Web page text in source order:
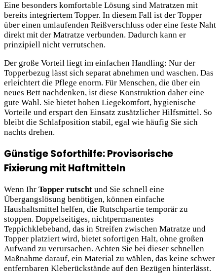
Eine besonders komfortable Lösung sind Matratzen mit
bereits integriertem Topper. In diesem Fall ist der Topper
über einen umlaufenden Reißverschluss oder eine feste Naht
direkt mit der Matratze verbunden. Dadurch kann er
prinzipiell nicht verrutschen.
Der große Vorteil liegt im einfachen Handling: Nur der
Topperbezug lässt sich separat abnehmen und waschen. Das
erleichtert die Pflege enorm. Für Menschen, die über ein
neues Bett nachdenken, ist diese Konstruktion daher eine
gute Wahl. Sie bietet hohen Liegekomfort, hygienische
Vorteile und erspart den Einsatz zusätzlicher Hilfsmittel. So
bleibt die Schlafposition stabil, egal wie häufig Sie sich
nachts drehen.
Günstige Soforthilfe: Provisorische
Fixierung mit Haftmitteln
Wenn Ihr Topper rutscht und Sie schnell eine
Übergangslösung benötigen, können einfache
Haushaltsmittel helfen, die Rutschpartie temporär zu
stoppen. Doppelseitiges, nichtpermanentes
Teppichklebeband, das in Streifen zwischen Matratze und
Topper platziert wird, bietet sofortigen Halt, ohne großen
Aufwand zu verursachen. Achten Sie bei dieser schnellen
Maßnahme darauf, ein Material zu wählen, das keine schwer
entfernbaren Kleberückstände auf den Bezügen hinterlässt.